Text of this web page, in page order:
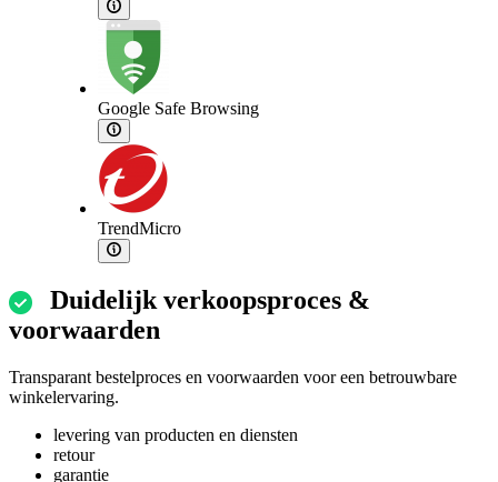
Google Safe Browsing
TrendMicro
Duidelijk verkoopsproces &
voorwaarden
Transparant bestelproces en voorwaarden voor een betrouwbare
winkelervaring.
levering van producten en diensten
retour
garantie